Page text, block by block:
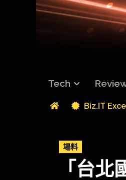
Tech
Biz.IT
場料
「台